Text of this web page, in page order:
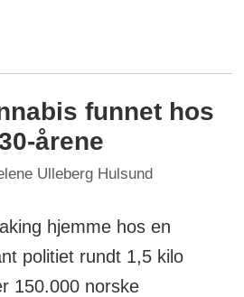
funnet hos
årene
Ulleberg Hulsund
hjemme hos en
politiet rundt 1,5 kilo
150.000 norske